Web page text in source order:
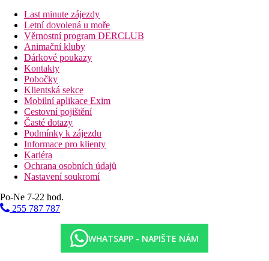
Last minute zájezdy
Letní dovolená u moře
Věrnostní program DERCLUB
Animační kluby
Dárkové poukazy
Kontakty
Pobočky
Klientská sekce
Mobilní aplikace Exim
Cestovní pojištění
Časté dotazy
Podmínky k zájezdu
Informace pro klienty
Kariéra
Ochrana osobních údajů
Nastavení soukromí
Po-Ne 7-22 hod.
255 787 787
WHATSAPP - NAPIŠTE NÁM